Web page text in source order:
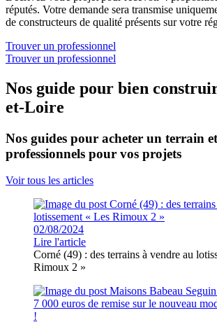
réputés. Votre demande sera transmise
de constructeurs de qualité présents sur votre
Trouver un professionnel
Trouver un professionnel
Nos guide pour bien
et-Loire
Nos guides pour acheter un terrain
professionnels pour vos projets
Voir tous les articles
02/08/2024
Lire l'article
Corné (49) : des terrains à vendre au
Rimoux 2 »